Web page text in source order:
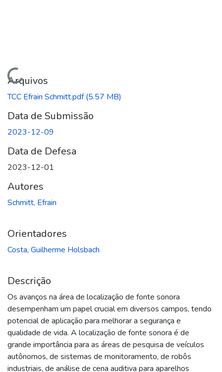
Carregando...
Arquivos
TCC Efrain Schmitt.pdf(5.57 MB)
Data de Submissão
2023-12-09
Data de Defesa
2023-12-01
Autores
Schmitt, Efrain
Orientadores
Costa, Guilherme Holsbach
Descrição
Os avanços na área de localização de fonte sonora
desempenham um papel crucial em diversos campos, tendo
potencial de aplicação para melhorar a segurança e
qualidade de vida. A localização de fonte sonora é de
grande importância para as áreas de pesquisa de veículos
autônomos, de sistemas de monitoramento, de robôs
industriais, de análise de cena auditiva para aparelhos